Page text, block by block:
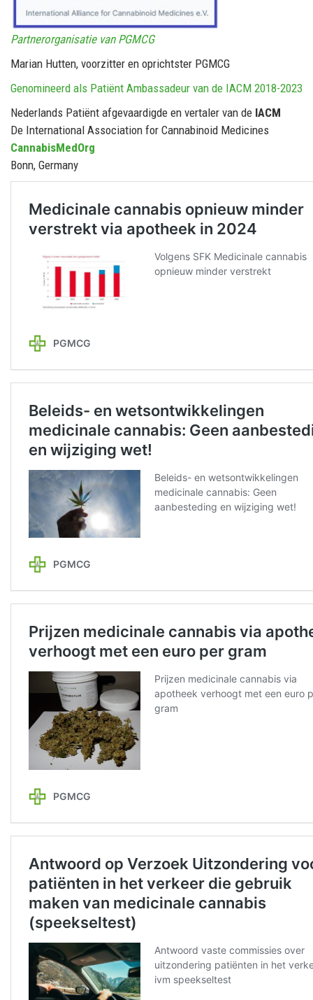
Partnerorganisatie van PGMCG
Marian Hutten, voorzitter en oprichtster PGMCG
Genomineerd als Patiënt Ambassadeur van de IACM 2018-2023
Nederlands Patiënt afgevaardigde en vertaler van de IACM
De International Association for Cannabinoid Medicines
CannabisMedOrg
Bonn, Germany